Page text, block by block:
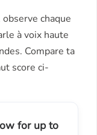
chaque
à voix haute
Compare ta
score ci-
for up to